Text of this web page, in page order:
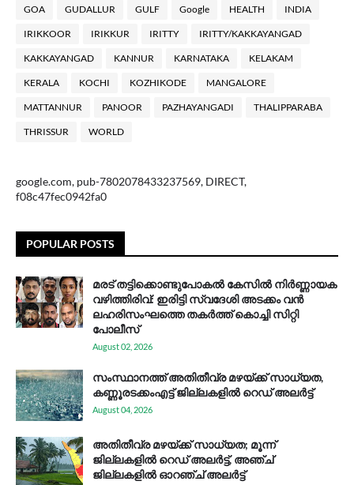
GOA GUDALLUR GULF Google HEALTH INDIA
IRIKKOOR IRIKKUR IRITTY IRITTY/KAKKAYANGAD
KAKKAYANGAD KANNUR KARNATAKA KELAKAM
KERALA KOCHI KOZHIKODE MANGALORE
MATTANNUR PANOOR PAZHAYANGADI THALIPPARABA
THRISSUR WORLD
google.com, pub-7802078433237569, DIRECT,
f08c47fec0942fa0
POPULAR POSTS
മരട് തട്ടിക്കൊണ്ടുപോകൽ കേസിൽ നിർണ്ണായക
വഴിത്തിരിവ്: ഇരിട്ടി സ്വദേശി അടക്കം വൻ
ലഹരിസംഘത്തെ തകർത്ത് കൊച്ചി സിറ്റി
പോലീസ്
August 02, 2026
സം​സ്ഥാ​ന​ത്ത് അ​തി​തീ​വ്ര മ​ഴ​യ്ക്ക് സാ​ധ്യ​ത,
കണ്ണൂരടക്കംഎ​ട്ട് ജി​ല്ല​ക​ളി​ൽ റെ​ഡ് അ​ലർ​ട്ട്
August 04, 2026
അതിതീവ്ര മഴയ്ക്ക് സാധ്യത; മൂന്ന്
ജില്ലകളിൽ റെഡ് അലർട്ട്, അഞ്ച്
ജില്ലകളിൽ ഓറഞ്ച് അലർട്ട്